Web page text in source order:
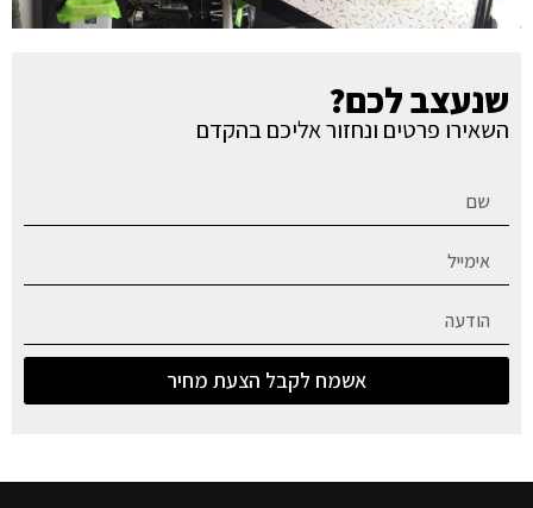
שנעצב לכם?
השאירו פרטים ונחזור אליכם בהקדם
אשמח לקבל הצעת מחיר